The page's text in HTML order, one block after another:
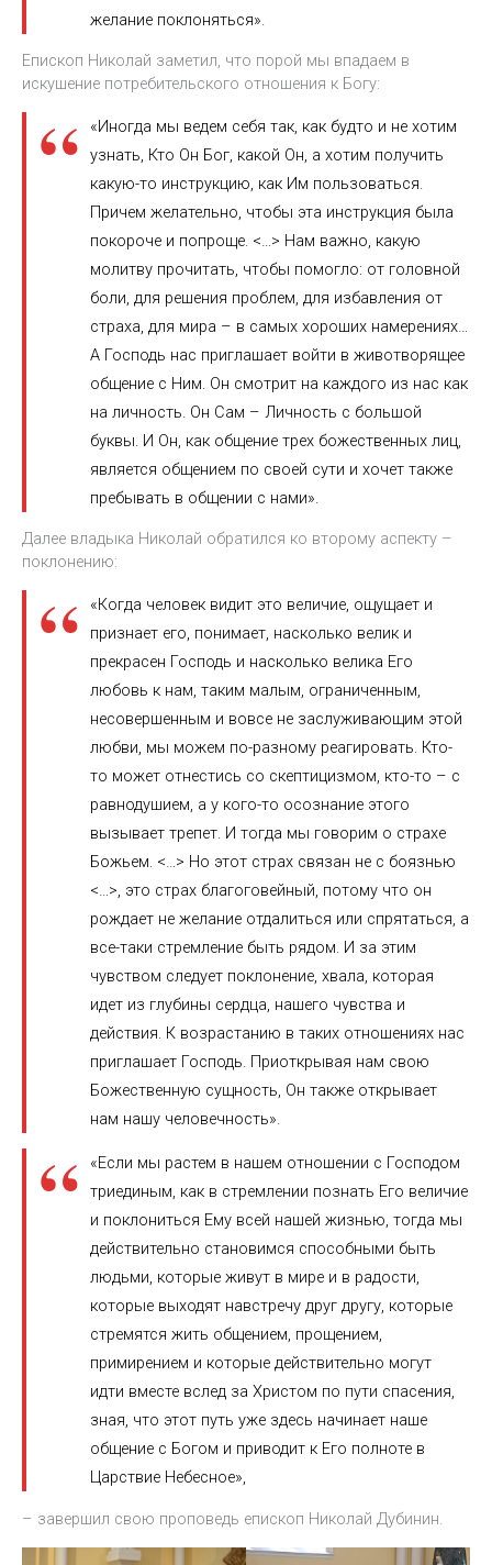
желание поклоняться».
Епископ Николай заметил, что порой мы впадаем в
искушение потребительского отношения к Богу:
«Иногда мы ведем себя так, как будто и не хотим
узнать, Кто Он Бог, какой Он, а хотим получить
какую-то инструкцию, как Им пользоваться.
Причем желательно, чтобы эта инструкция была
покороче и попроще. <…> Нам важно, какую
молитву прочитать, чтобы помогло: от головной
боли, для решения проблем, для избавления от
страха, для мира – в самых хороших намерениях…
А Господь нас приглашает войти в животворящее
общение с Ним. Он смотрит на каждого из нас как
на личность. Он Сам – Личность с большой
буквы. И Он, как общение трех божественных лиц,
является общением по своей сути и хочет также
пребывать в общении с нами».
Далее владыка Николай обратился ко второму аспекту –
поклонению:
«Когда человек видит это величие, ощущает и
признает его, понимает, насколько велик и
прекрасен Господь и насколько велика Его
любовь к нам, таким малым, ограниченным,
несовершенным и вовсе не заслуживающим этой
любви, мы можем по-разному реагировать. Кто-
то может отнестись со скептицизмом, кто-то – с
равнодушием, а у кого-то осознание этого
вызывает трепет. И тогда мы говорим о страхе
Божьем. <…> Но этот страх связан не с боязнью
<…>, это страх благоговейный, потому что он
рождает не желание отдалиться или спрятаться, а
все-таки стремление быть рядом. И за этим
чувством следует поклонение, хвала, которая
идет из глубины сердца, нашего чувства и
действия. К возрастанию в таких отношениях нас
приглашает Господь. Приоткрывая нам свою
Божественную сущность, Он также открывает
нам нашу человечность».
«Если мы растем в нашем отношении с Господом
триединым, как в стремлении познать Его величие
и поклониться Ему всей нашей жизнью, тогда мы
действительно становимся способными быть
людьми, которые живут в мире и в радости,
которые выходят навстречу друг другу, которые
стремятся жить общением, прощением,
примирением и которые действительно могут
идти вместе вслед за Христом по пути спасения,
зная, что этот путь уже здесь начинает наше
общение с Богом и приводит к Его полноте в
Царствие Небесное»,
– завершил свою проповедь епископ Николай Дубинин.